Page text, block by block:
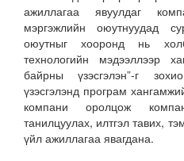
ажиллагаа явуулдаг
мэргэжлийн оюутнуудад
оюутныг хооронд нь
технологийн мэдээллээр
байрны үзэсгэлэн”-г
үзэсгэлэнд програм
компани оролцож
танилцуулах, илтгэл тавих,
үйл ажиллагаа явагдана.